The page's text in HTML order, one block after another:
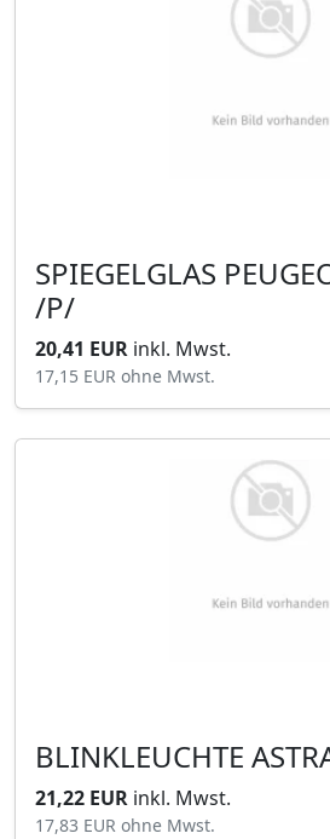
SPIEGELGLAS
/P/
20,41 EUR inkl. Mwst.
17,15 EUR ohne Mwst.
BLINKLEUCHTE
21,22 EUR inkl. Mwst.
17,83 EUR ohne Mwst.